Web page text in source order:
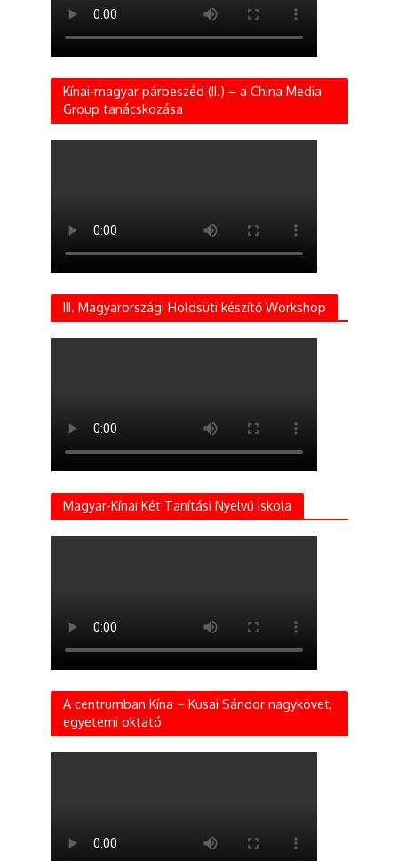
Kínai-magyar párbeszéd (II.) – a China Media
Group tanácskozása
III. Magyarországi Holdsüti készítő Workshop
Magyar-Kínai Két Tanítási Nyelvű Iskola
A centrumban Kína – Kusai Sándor nagykövet,
egyetemi oktató